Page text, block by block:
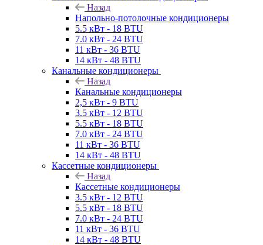
Назад
Напольно-потолочные кондиционеры
5.5 кВт - 18 BTU
7.0 кВт - 24 BTU
11 кВт - 36 BTU
14 кВт - 48 BTU
Канальные кондиционеры
Назад
Канальные кондиционеры
2,5 кВт - 9 BTU
3.5 кВт - 12 BTU
5.5 кВт - 18 BTU
7.0 кВт - 24 BTU
11 кВт - 36 BTU
14 кВт - 48 BTU
Кассетные кондиционеры
Назад
Кассетные кондиционеры
3.5 кВт - 12 BTU
5.5 кВт - 18 BTU
7.0 кВт - 24 BTU
11 кВт - 36 BTU
14 кВт - 48 BTU